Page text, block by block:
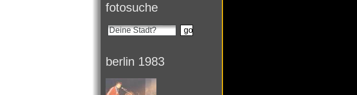
fotosuche
berlin 1983